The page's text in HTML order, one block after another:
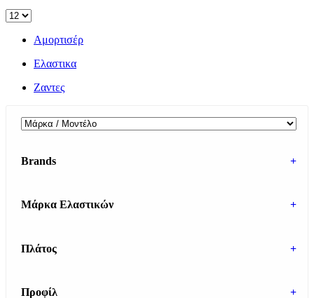
Αμορτισέρ
Ελαστικα
Ζαντες
Brands +
Μάρκα Ελαστικών +
Πλάτος +
Προφίλ +